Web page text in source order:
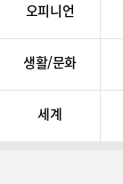
오피니언
생활/문화
세계